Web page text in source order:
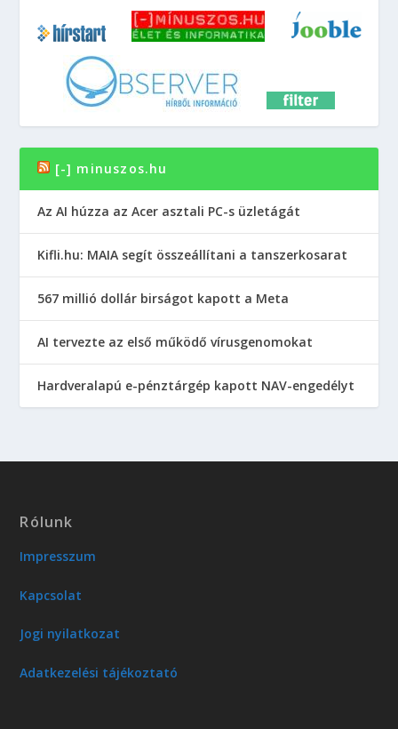
[-] minuszos.hu
Az AI húzza az Acer asztali PC-s üzletágát
Kifli.hu: MAIA segít összeállítani a tanszerkosarat
567 millió dollár birságot kapott a Meta
AI tervezte az első működő vírusgenomokat
Hardveralapú e-pénztárgép kapott NAV-engedélyt
Rólunk
Impresszum
Kapcsolat
Jogi nyilatkozat
Adatkezelési tájékoztató